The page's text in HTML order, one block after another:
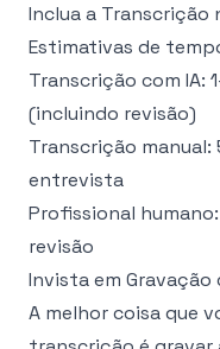
Inclua a Transcrição
Estimativas de
Transcrição com IA:
(incluindo revisão)
Transcrição
entrevista
Profissional
revisão
Invista em Gravação
A melhor coisa que